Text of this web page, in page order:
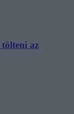
tölteni az